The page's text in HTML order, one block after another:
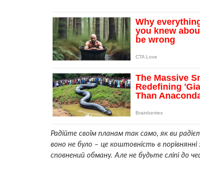
Радійте своїм планам так само, як ви
воно не було – це коштовність в
сповнений обману. Але не будьте сліпі до